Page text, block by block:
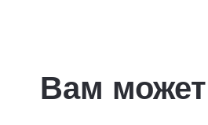
Вам